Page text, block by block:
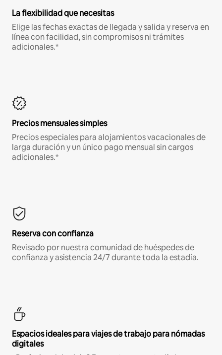
La flexibilidad que necesitas
Elige las fechas exactas de llegada y salida y reserva en
línea con facilidad, sin compromisos ni trámites
adicionales.*
Precios mensuales simples
Precios especiales para alojamientos vacacionales de
larga duración y un único pago mensual sin cargos
adicionales.*
Reserva con confianza
Revisado por nuestra comunidad de huéspedes de
confianza y asistencia 24/7 durante toda la estadía.
Espacios ideales para viajes de trabajo para nómadas
digitales